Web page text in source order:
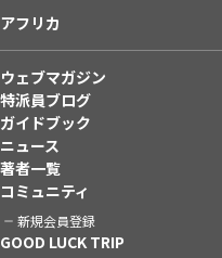
アフリカ
ウェブマガジン
特派員ブログ
ガイドブック
ニュース
著者一覧
コミュニティ
新規会員登録
GOOD LUCK TRIP